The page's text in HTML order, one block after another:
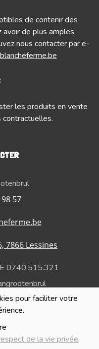
pour faciliter votre
de la vie privée.
de contenir des
avoir de plus amples
nous contacter par e-
les produits en vente
57
7866 Lessines
0740.515.321
respect de la vie